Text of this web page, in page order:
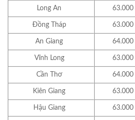
Long An 63.000
Đồng Tháp 63.000
An Giang 64.000
Vĩnh Long 63.000
Cần Thơ 64.000
Kiên Giang 63.000
Hậu Giang 63.000